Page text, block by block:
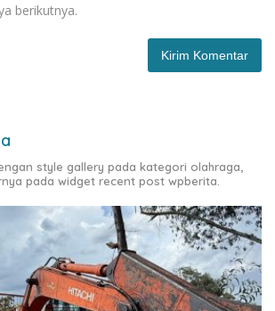
berikutnya.
style gallery pada kategori olahraga,
pada widget recent post wpberita.